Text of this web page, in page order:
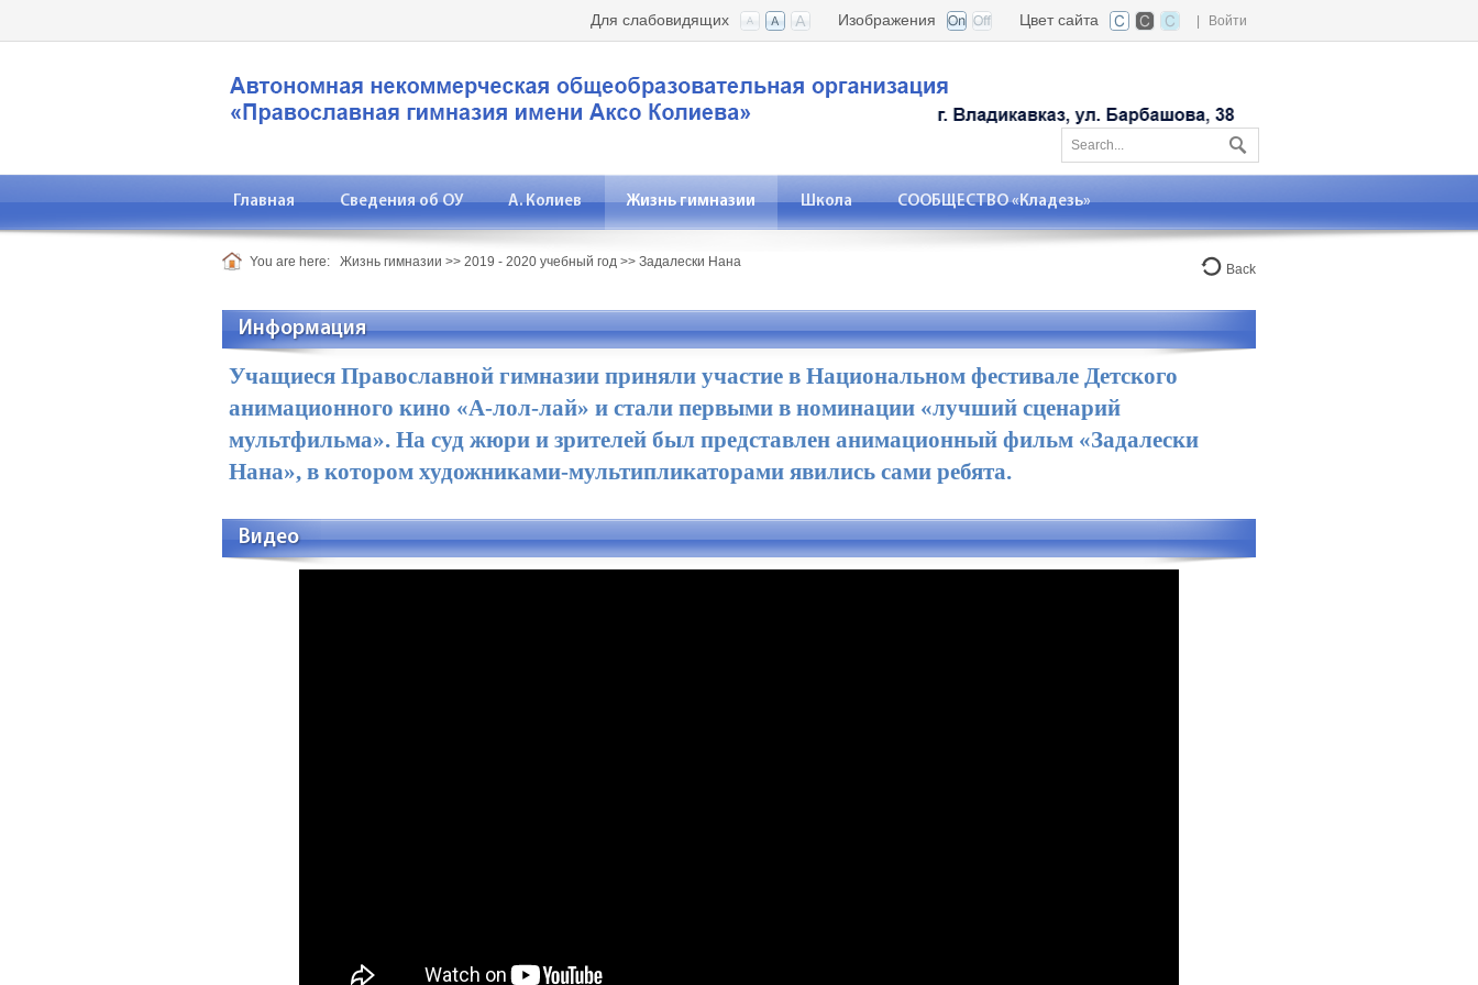
Войти
Цвет сайта
Изображения
Для слабовидящих
Главная Сведения об ОУ А. Колиев Жизнь гимназии Школа СООБЩЕСТВО «Кладезь»
You are here: Жизнь гимназии >> 2019 - 2020 учебный год >> Задалески Нана Back
Информация
Учащиеся Православной гимназии приняли участие в Национальном фестивале Детского
анимационного кино «А-лол-лай» и стали первыми в номинации «лучший сценарий
мультфильма». На суд жюри и зрителей был представлен анимационный фильм «Задалески
Нана», в котором художниками-мультипликаторами явились сами ребята.
Видео